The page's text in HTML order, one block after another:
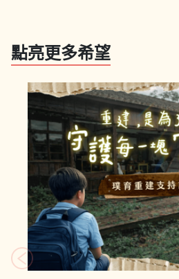
點亮更多希望